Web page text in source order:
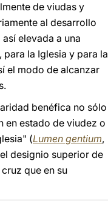
de viudas y
al desarrollo
elevada a una
la Iglesia y para la
el modo de alcanzar
benéfica no sólo
en estado de viudez o
(Lumen gentium,
designio superior de
que en su